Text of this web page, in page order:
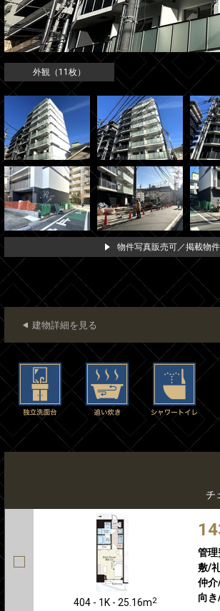
外観（11枚）
物件写真販売可／掲載物
建物詳細を見る
チ
404 - 1K - 25.16m2
管理
敷/
仲介
向